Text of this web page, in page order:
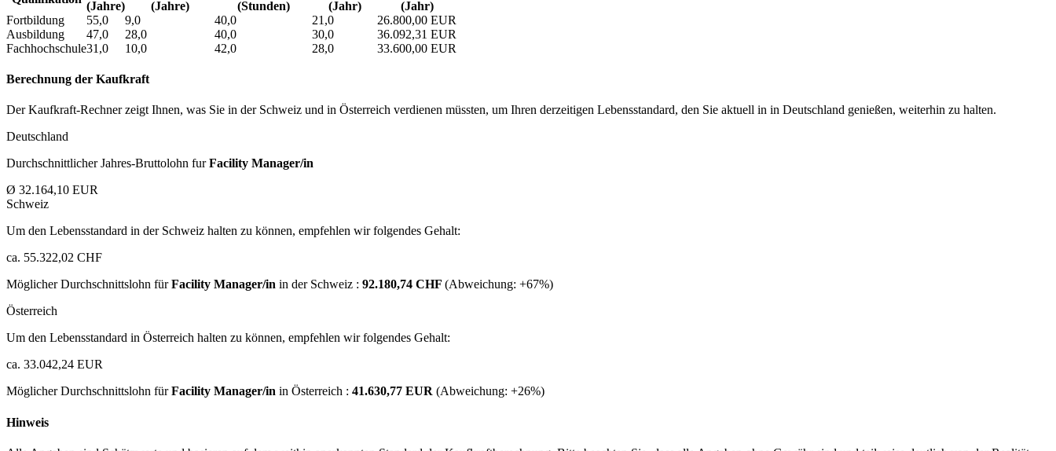
(Jahre) (Jahre) (Stunden) (Jahr)
(Jahr)
Fortbildung
55,0 9,0 40,0 21,0
26.800,00 EUR
Ausbildung
47,0 28,0 40,0 30,0
36.092,31 EUR
Fachhochschule31,0 10,0 42,0 28,0 33.600,00 EUR
Berechnung der Kaufkraft
Der Kaufkraft-Rechner zeigt Ihnen, was Sie in der Schweiz und in Österreich verdienen müssten, um Ihren derzeitigen Lebensstandard, den Sie aktuell in in Deutschland genießen, weiterhin zu halten.
Deutschland
Durchschnittlicher Jahres-Bruttolohn furFacility Manager/in
Ø 32.164,10 EUR
Schweiz
Um den Lebensstandard in der Schweiz halten zu können, empfehlen wir folgendes Gehalt:
ca. 55.322,02 CHF
Möglicher Durchschnittslohn fürFacility Manager/in in der Schweiz : 92.180,74 CHF (Abweichung: +67%)
Österreich
Um den Lebensstandard in Österreich halten zu können, empfehlen wir folgendes Gehalt:
ca. 33.042,24 EUR
Möglicher Durchschnittslohn fürFacility Manager/in in Österreich : 41.630,77 EUR (Abweichung: +26%)
Hinweis